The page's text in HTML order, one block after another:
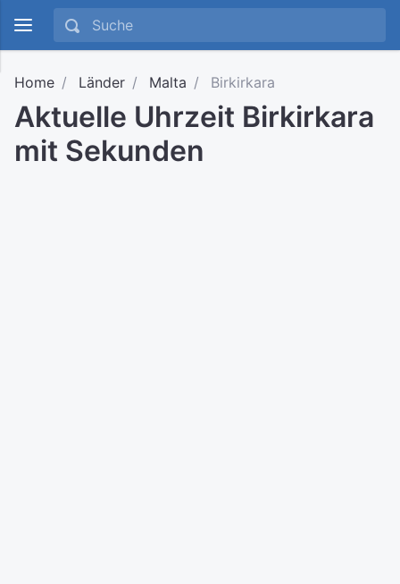
Home Länder Malta Birkirkara
Aktuelle Uhrzeit Birkirkara
mit Sekunden